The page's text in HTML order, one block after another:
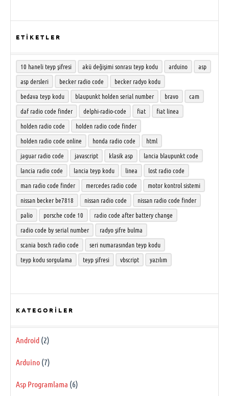
ETİKETLER
10 haneli teyp şifresi akü değişimi sonrası teyp kodu arduino
asp
asp dersleri
becker radio code
becker radyo kodu
bedava teyp kodu
blaupunkt holden serial number bravo
cam
daf radio code finder
delphi-radio-code fiat
fiat linea
holden radio code
holden radio code finder
holden radio code online
honda radio code
html
jaguar radio code
javascript klasik asp
lancia blaupunkt code
lancia radio code
lancia teyp kodu linea
lost radio code
man radio code finder
mercedes radio code
motor kontrol sistemi
nissan becker be7818
nissan radio code
nissan radio code finder
palio
porsche code 10
radio code after battery change
radio code by serial number
radyo şifre bulma
scania bosch radio code
seri numarasından teyp kodu
teyp kodu sorgulama
teyp şifresi vbscript yazılım
KATEGORILER
Android (2)
Arduino (7)
Asp Programlama (6)